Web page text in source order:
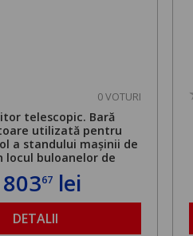
0 VOTURI
telescopic. Bară
utilizată pentru
a standului mașinii de
locul buloanelor de
înălțime reglabilă de la
67lei
DETALII